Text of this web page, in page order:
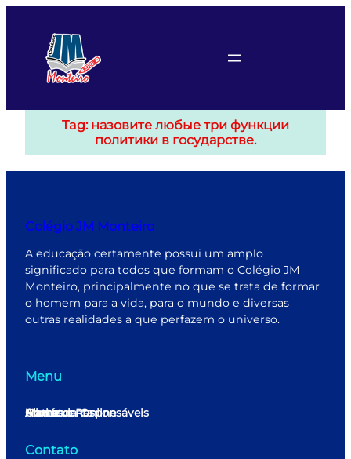
conteúdo
Tag: назовите любые три функции
политики в государстве.
Colégio JM Monteiro
A educação certamente possui um amplo
significado para todos que formam o Colégio JM
Monteiro, principalmente no que se trata de formar
o homem para a vida, para o mundo e diversas
outras realidades a que perfazem o universo.
Menu
Home
Minha conta
Matrícula Online
Alunos e Responsáveis
Contato
Contato